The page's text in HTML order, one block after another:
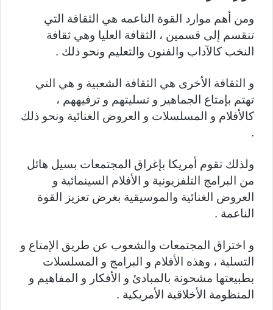
ومن أهم موارد القوة الناعمه هي الثقافة التي
تنقسم إلى قسمين ، الثقافة العليا وهي ثقافة
النخب كالآداب والفنون والتعليم ونحو ذلك .
و الثقافة الأخرى هي الثقافة الشعبية و هي التي
تهتم بإمتاع الجماهير و تسليتهم و ترفيههم ،
كالأفلام و المسلسلات و العروض الغنائية ونحو ذلك
.
ولذلك تقوم أمريكا بإغراق المجتمعات بسيل هائل
من البرامج التلفزيونية و الأفلام السينمائية و
العروض الغنائية والموسيقية بغرض تعزيز القوة
الناعمة .
و اختراق المجتمعات والشعوب عن طريق الإمتاع و
التسلية ، وهذه الأفلام و البرامج و المسلسلات
بطبيعتها مشحونة بالمبادئ و الأفكار و المفاهيم و
المنظومة الأخلاقية الأمريكية .